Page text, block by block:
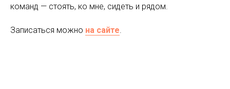
команд — стоять, ко мне, сидеть и рядом.
Записаться можно на сайте.